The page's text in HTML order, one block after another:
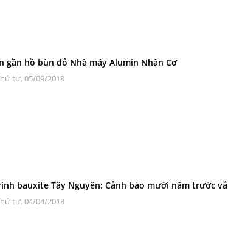
gần hồ bùn đỏ Nhà máy Alumin Nhân Cơ
tư, 05/09/2018
bauxite Tây Nguyên: Cảnh báo mười năm trước
tư, 04/04/2018